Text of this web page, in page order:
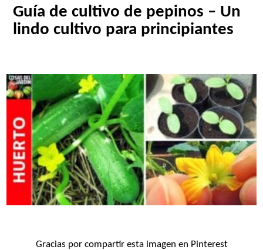
Guía de cultivo de pepinos – Un
lindo cultivo para principiantes
Gracias por compartir esta imagen en Pinterest